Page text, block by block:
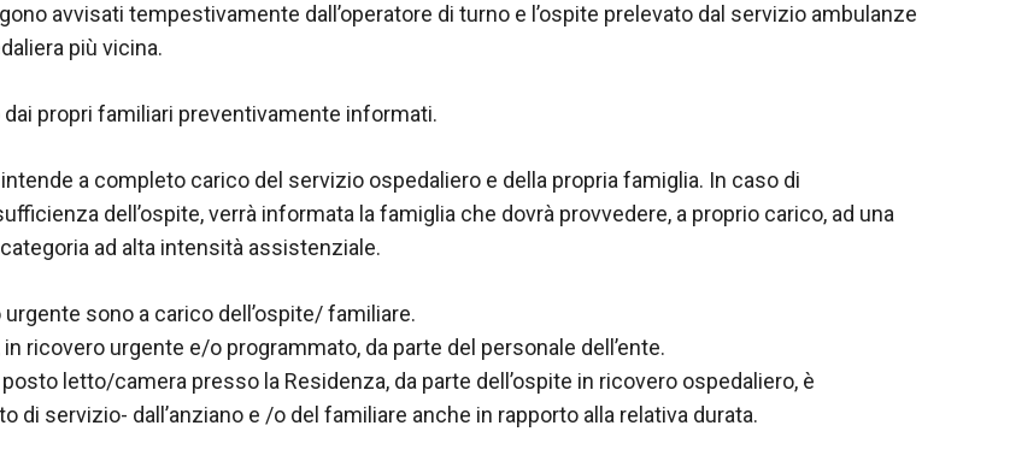
avvisati tempestivamente dall’operatore di turno e l’ospite prelevato dal servizio ambulanze
più vicina.
propri familiari preventivamente informati.
a completo carico del servizio ospedaliero e della propria famiglia. In caso di
dell’ospite, verrà informata la famiglia che dovrà provvedere, a proprio carico, ad una
ad alta intensità assistenziale.
sono a carico dell’ospite/ familiare.
ricovero urgente e/o programmato, da parte del personale dell’ente.
letto/camera presso la Residenza, da parte dell’ospite in ricovero ospedaliero, è
servizio- dall’anziano e /o del familiare anche in rapporto alla relativa durata.